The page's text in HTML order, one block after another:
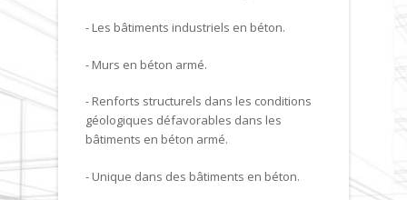
- Les bâtiments industriels en béton.
- Murs en béton armé.
- Renforts structurels dans les conditions
géologiques défavorables dans les
bâtiments en béton armé.
- Unique dans des bâtiments en béton.